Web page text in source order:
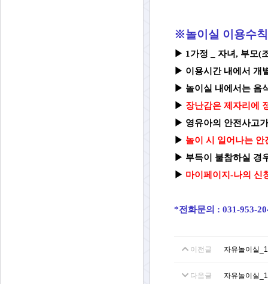
※놀이실 이용수
▶ 1가정 _ 자녀, 부모(
▶ 이용시간 내에서 개
▶ 놀이실 내에서는 음
▶ 장난감은 제자리에
▶ 영유아의 안전사고
▶ 놀이 시 일어나는
▶ 부득이 불참하실 경
▶ 마이페이지-나의 신
*전화문의 : 031-953-
이전글 자유놀이실
다음글 자유놀이실